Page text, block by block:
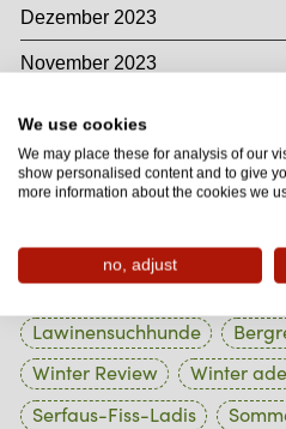
Dezember 2023
November 2023
September 2023
August 2023
Tag Cloud
Lawinensuchhunde
Winter Review
Winter ade
Serfaus-Fiss-Ladis
We use cookies
We may place these for analysis of our
show personalised content and to give
more information about the cookies we
no, adjust